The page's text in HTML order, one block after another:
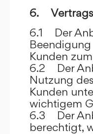
6.
6.1 Der
Kunden
6.2 Der
Nutzung
Kunden
wichtigem
6.3 Der
berechtigt,